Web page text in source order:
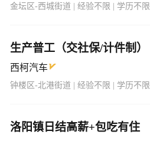
金坛区-西城街道 | 经验不限 | 学历不限
生产普工（交社保/计件制）
西柯汽车
钟楼区-北港街道 | 经验不限 | 学历不限
洛阳镇日结高薪+包吃有住